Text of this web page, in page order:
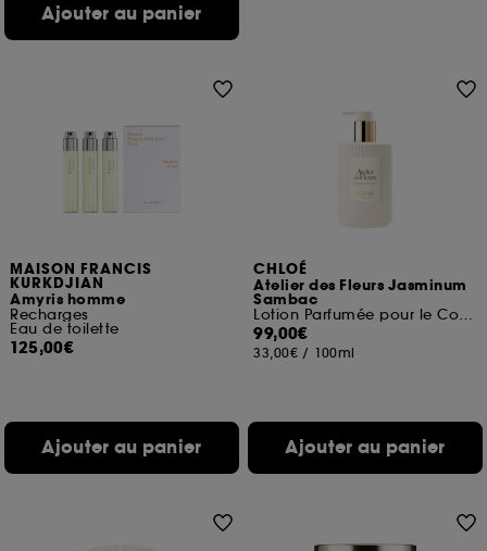
Ajouter au panier
MAISON FRANCIS
KURKDJIAN
Amyris homme
Recharges
Eau de toilette
125,00€
Ajouter au panier
CHLOÉ
Atelier des Fleurs Jasminum
Sambac
Lotion Parfumée pour le Corps
99,00€
33,00€ / 100ml
Ajouter au panier